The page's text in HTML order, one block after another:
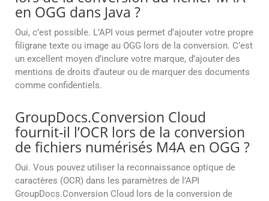
en OGG dans Java ?
Oui, c’est possible. L’API vous permet d’ajouter votre propre
filigrane texte ou image au OGG lors de la conversion. C’est
un excellent moyen d’inclure votre marque, d’ajouter des
mentions de droits d’auteur ou de marquer des documents
comme confidentiels.
GroupDocs.Conversion Cloud
fournit-il l’OCR lors de la conversion
de fichiers numérisés M4A en OGG ?
Oui. Vous pouvez utiliser la reconnaissance optique de
caractères (OCR) dans les paramètres de l’API
GroupDocs.Conversion Cloud lors de la conversion de